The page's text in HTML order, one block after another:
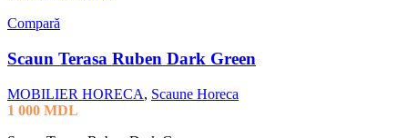
Compară
Scaun Terasa Ruben Dark Green
MOBILIER HORECA, Scaune Horeca
1 000 MDL